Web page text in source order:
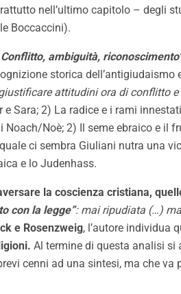
nell’ultimo capitolo – degli
Boccaccini).
ambiguità,
storica dell’antigiudaismo
attitudini ora di conflitto
Sara; 2) La radice e i rami
Noè; 2) Il seme ebraico e il
ci sembra Giuliani nutra una
e lo Judenhass.
la coscienza cristiana,
con la legge”: mai ripudiata (…)
e Rosenzweig, l’autore individua
Al termine di questa analisi si
cenni ad una sintesi, ma che